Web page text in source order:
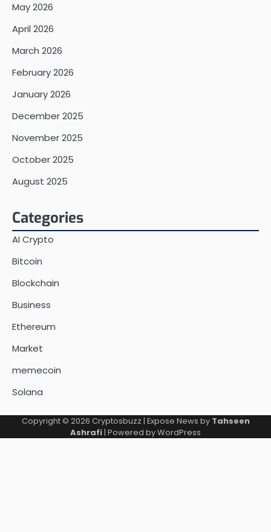
May 2026
April 2026
March 2026
February 2026
January 2026
December 2025
November 2025
October 2025
August 2025
Categories
AI Crypto
Bitcoin
Blockchain
Business
Ethereum
Market
memecoin
Solana
Copyright © 2026 Cryptosbuzz | Expose News by Tahseen
Ashrafi| Powered byWordPress